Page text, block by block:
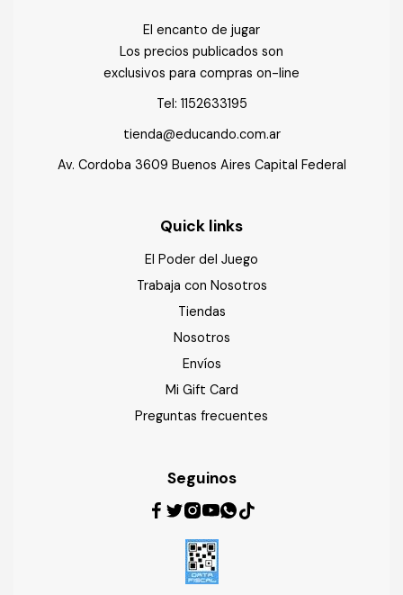
El encanto de jugar
Los precios publicados son
exclusivos para compras on-line
Tel: 1152633195
tienda@educando.com.ar
Av. Cordoba 3609 Buenos Aires Capital Federal
Quick links
El Poder del Juego
Trabaja con Nosotros
Tiendas
Nosotros
Envíos
Mi Gift Card
Preguntas frecuentes
Seguinos